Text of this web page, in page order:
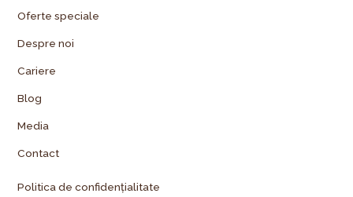
Oferte speciale
Despre noi
Cariere
Blog
Media
Contact
Politica de confidențialitate